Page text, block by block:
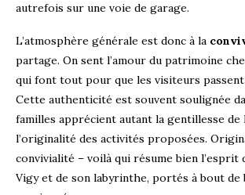
autrefois sur une voie de garage.
L’atmosphère générale est donc à la
partage. On sent l’amour du patrimoine
qui font tout pour que les visiteurs passent
Cette authenticité est souvent soulignée
familles apprécient autant la gentillesse de
l’originalité des activités proposées.
convivialité – voilà qui résume bien l’esprit
Vigy et de son labyrinthe, portés à bout de